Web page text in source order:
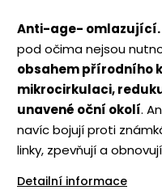
Anti-age- omlazující.
pod očima nejsou
obsahem přírodního
mikrocirkulaci,
unavené oční okolí.
navíc bojují proti
linky, zpevňují a
Detailní informace